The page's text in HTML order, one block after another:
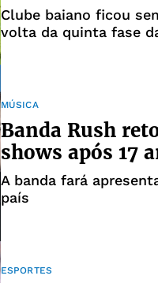
Clube baiano ficou
volta da quinta fase
MÚSICA
Banda Rush
shows após 17
A banda fará
país
ESPORTES